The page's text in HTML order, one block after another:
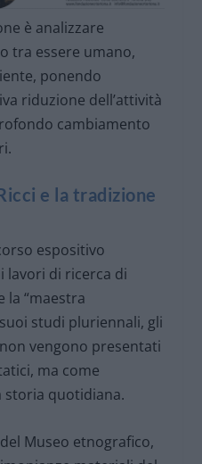
è analizzare
tra essere umano,
ponendo
riduzione dell’attività
cambiamento
e la tradizione
espositivo
lavori di ricerca di
la “maestra
studi pluriennali, gli
vengono presentati
ma come
storia quotidiana.
Museo etnografico,